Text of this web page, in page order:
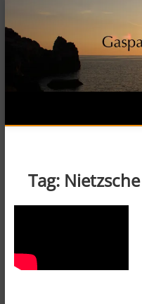
content
Tag: Nietzsche